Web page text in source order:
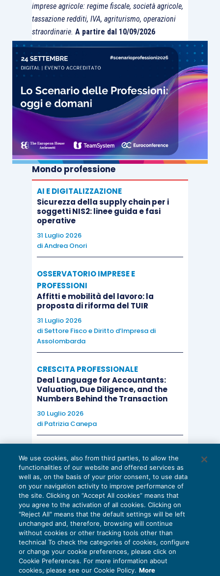
imprese agricole: regime fiscale, società agricole,
tassazione redditi, IVA, agriturismo, operazioni
straordinarie. A partire dal 10/09/2026
Mondo professione
AI E DIGITALIZZAZIONE
Sicurezza della supply chain per i
soggetti NIS2: linee guida e fasi
operative
31 Luglio 2026
diAndrea Onori
OSSERVATORIO IMPRESE E
PROFESSIONI
Affitti e mobilità del lavoro: la
proposta di riforma del TUIR
31 Luglio 2026
di Settore Fisco e Diritto d’Impresa di
Assolombarda
CRESCITA PROFESSIONALE
Deal Language for Accountants:
Valuation, Due Diligence, and the
Numbers Behind the Transaction
30 Luglio 2026
di Patrizia Canepa
EU AI Act e studi professionali: le
scadenze concrete
27 Luglio 2026
di Diego BarberieStefano Dovier
Privacy Policy
We use cookies, also from third parties, to allow the
functionalities of our website and offered services as
well as, on the basis of your prior consent, to use data
on your navigation activity to improve performance of
the site. Clicking on “Accept All cookies” means that
you agree to the activation of all cookies. Clicking on
"Reject All" means that the default settings will be left
unchanged and, therefore, browsing will continue
without cookies or other tracking tools other than
technical To check the categories of cookies, configure
or change your cookie preferences, please click on
Cookie Preferences. For more information about
cookies, please see our Cookie Policy. More